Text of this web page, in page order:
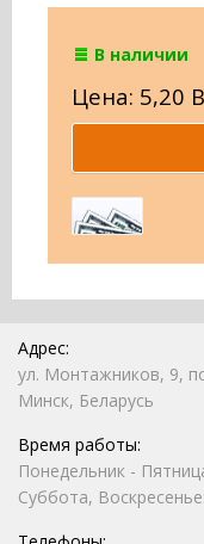
В наличии
Цена: 5,20
Адрес:
ул. Монтажников, 9,
Минск, Беларусь
Время работы:
Понедельник -
Суббота,